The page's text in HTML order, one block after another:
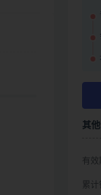
其
有效
累计